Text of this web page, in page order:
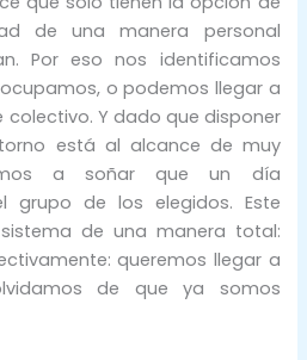
de una manera personal
Por eso nos identificamos
o podemos llegar a
colectivo. Y dado que disponer
está al alcance de muy
a soñar que un día
grupo de los elegidos. Este
de una manera total:
queremos llegar a
de que ya somos